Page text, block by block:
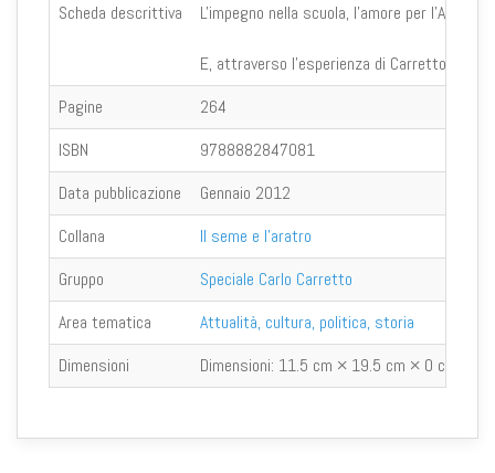
Scheda descrittiva
L'impegno nella scuola, l'amore per
E, attraverso l'esperienza di Carretto, si
Pagine
264
ISBN
9788882847081
Data pubblicazione
Gennaio 2012
Collana
Il seme e l'aratro
Gruppo
Speciale Carlo Carretto
Area tematica
Attualità, cultura, politica, storia
Dimensioni
Dimensioni: 11.5 cm × 19.5 cm × 0 cm